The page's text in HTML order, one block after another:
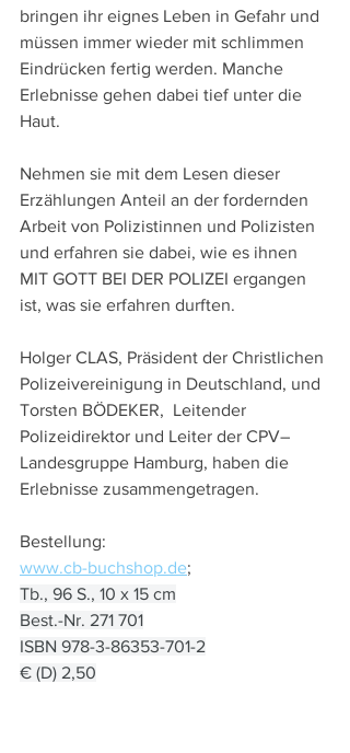
bringen ihr eignes Leben in Gefahr und
müssen immer wieder mit schlimmen
Eindrücken fertig werden. Manche
Erlebnisse gehen dabei tief unter die
Haut.
Nehmen sie mit dem Lesen dieser
Erzählungen Anteil an der fordernden
Arbeit von Polizistinnen und Polizisten
und erfahren sie dabei, wie es ihnen
MIT GOTT BEI DER POLIZEI ergangen
ist, was sie erfahren durften.
Holger CLAS, Präsident der Christlichen
Polizeivereinigung in Deutschland, und
Torsten BÖDEKER,  Leitender
Polizeidirektor und Leiter der CPV–
Landesgruppe Hamburg, haben die
Erlebnisse zusammengetragen.
Bestellung:
www.cb-buchshop.de;
Tb., 96 S., 10 x 15 cm
Best.-Nr. 271 701
ISBN 978-3-86353-701-2
€ (D) 2,50